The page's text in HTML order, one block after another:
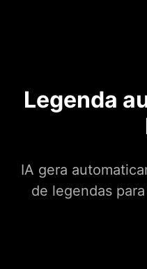
Legenda
IA gera
de legendas